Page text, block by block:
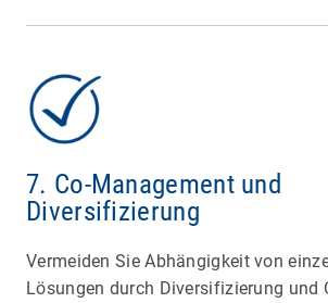
7. Co-Management und
Diversifizierung
Vermeiden Sie Abhängigkeit von
Lösungen durch Diversifizierung und